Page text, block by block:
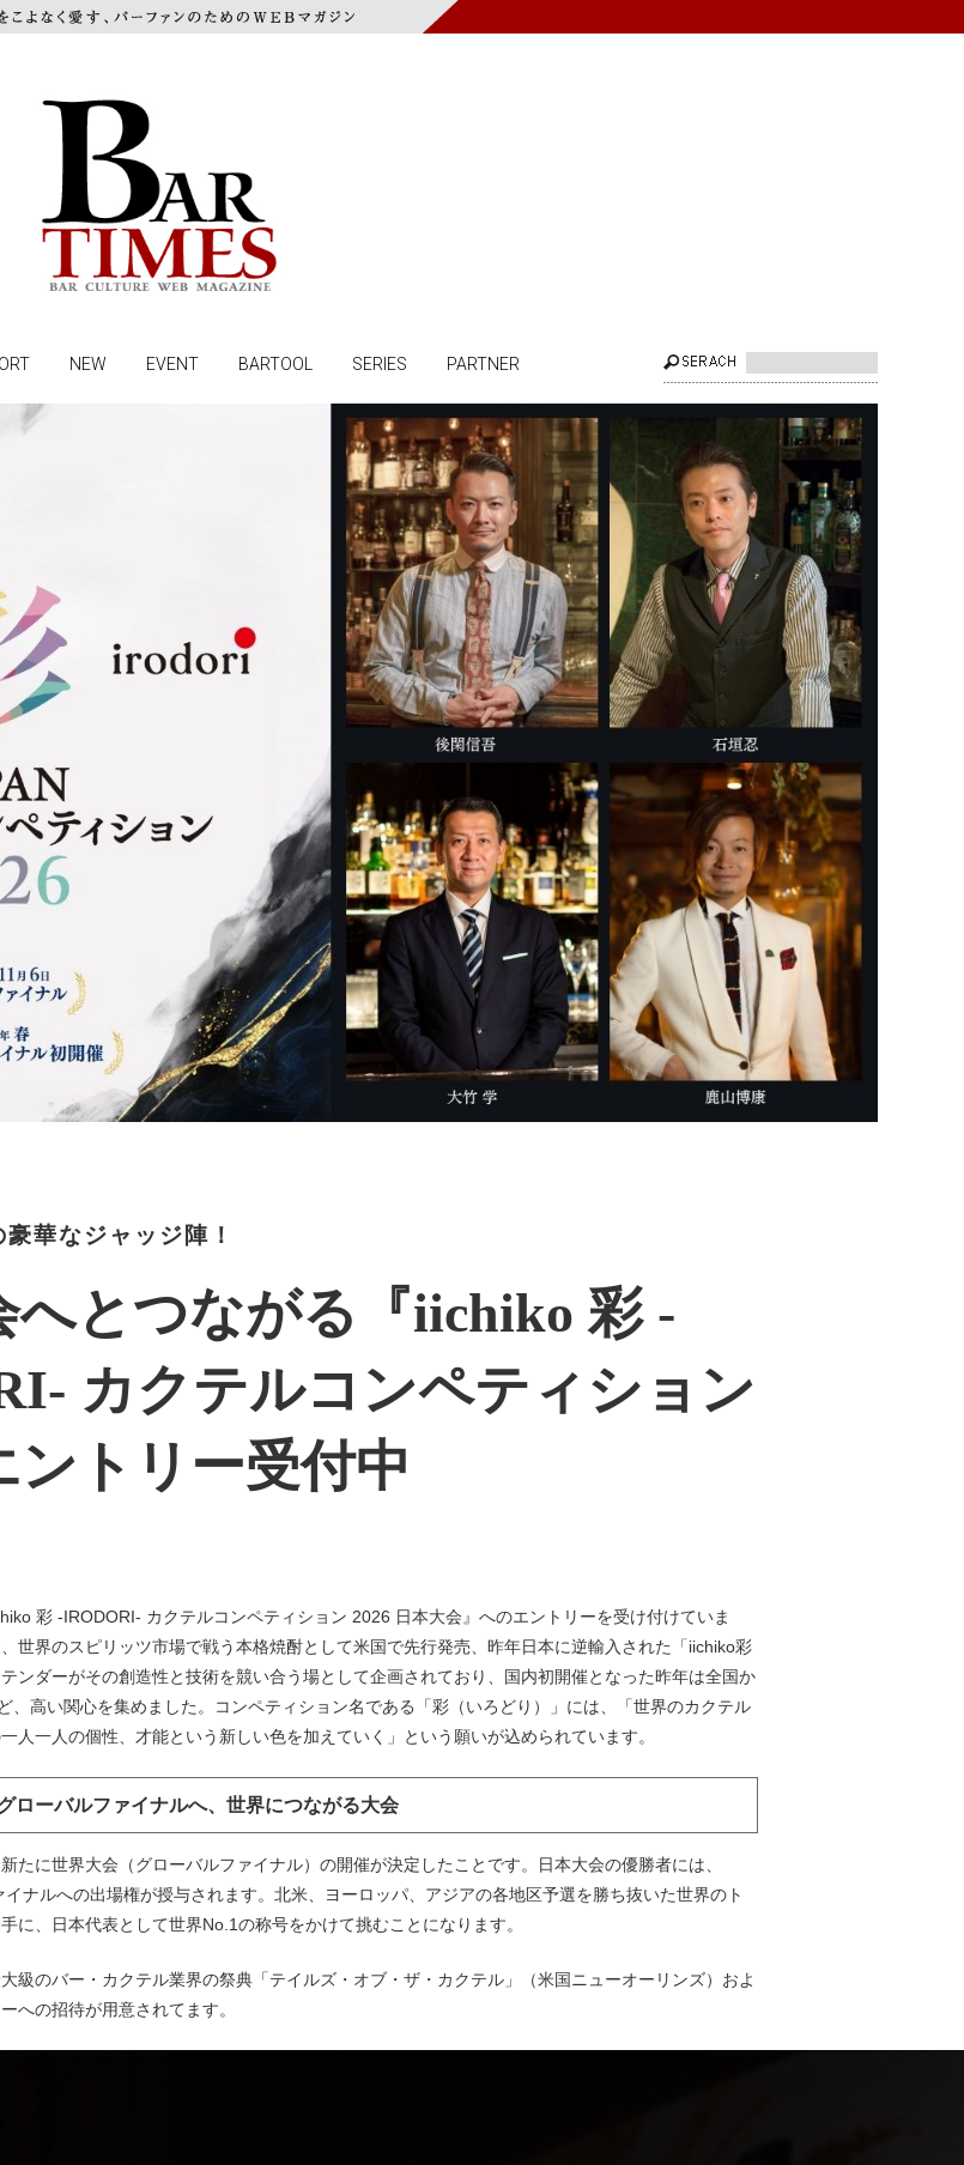
NEW EVENT BARTOOL SERIES PARTNER
華なジャッジ陣！
へとつながる『iichiko 彩 -
カクテルコンペティション
ントリー受付中
彩 -IRODORI- カクテルコンペティション 2026 日本大会』へのエントリーを受け付けていま
世界のスピリッツ市場で戦う本格焼酎として米国で先行発売、昨年日本に逆輸入された「iichiko彩
ンダーがその創造性と技術を競い合う場として企画されており、国内初開催となった昨年は全国か
、高い関心を集めました。コンペティション名である「彩（いろどり）」には、「世界のカクテル
人一人の個性、才能という新しい色を加えていく」という願いが込められています。
ローバルファイナルへ、世界につながる大会
たに世界大会（グローバルファイナル）の開催が決定したことです。日本大会の優勝者には、
ナルへの出場権が授与されます。北米、ヨーロッパ、アジアの各地区予選を勝ち抜いた世界のト
に、日本代表として世界No.1の称号をかけて挑むことになります。
級のバー・カクテル業界の祭典「テイルズ・オブ・ザ・カクテル」（米国ニューオーリンズ）およ
への招待が用意されてます。